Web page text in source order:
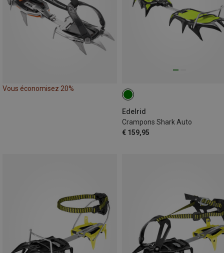
Vous économisez 20%
Edelrid
Crampons Shark Auto
€ 159,95